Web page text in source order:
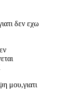
δεν εχω
μου,γιατι